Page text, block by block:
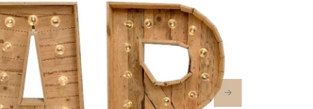
Next